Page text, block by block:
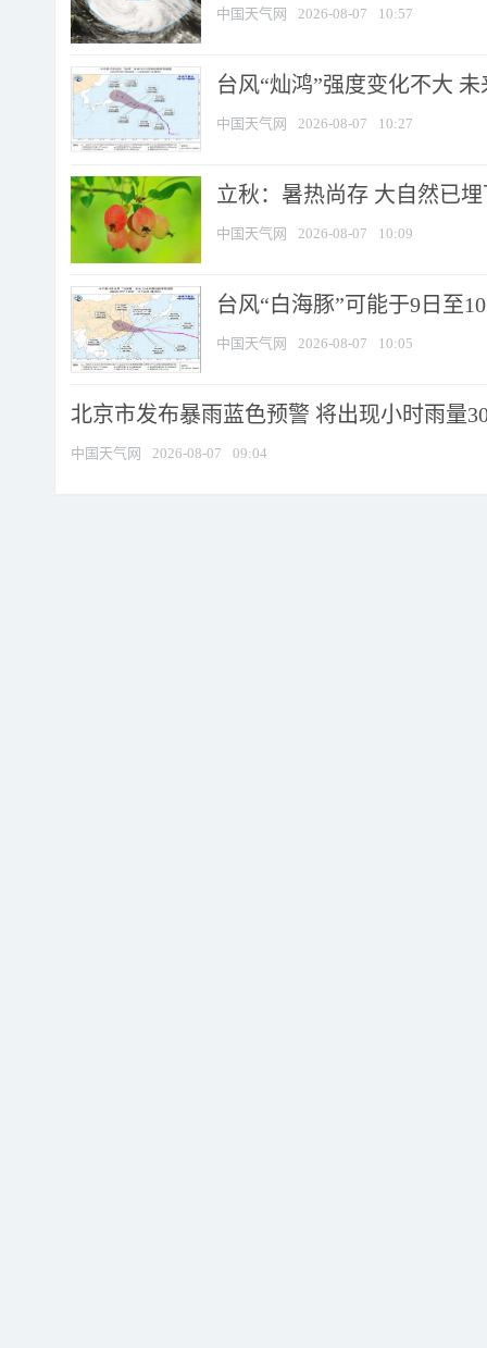
中国天气网 2026-08-07 10:57
台风“灿鸿”强度变化不大
中国天气网 2026-08-07 10:27
立秋：暑热尚存 大自然已
中国天气网 2026-08-07 10:09
台风“白海豚”可能于9日至
中国天气网 2026-08-07 10:05
北京市发布暴雨蓝色预警 将出现小时雨量
中国天气网 2026-08-07 09:04